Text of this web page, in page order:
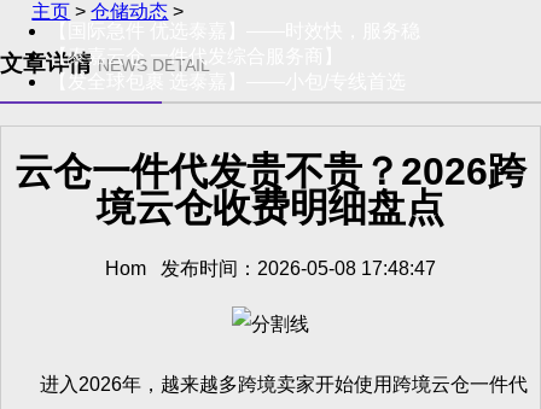
【泰嘉云仓 一件代发综合服务商】
【发全球包裹 选泰嘉】——小包/专线首选
主页 >仓储动态 >
文章详情 NEWS DETAIL
云仓一件代发贵不贵？2026跨
境云仓收费明细盘点
Hom 发布时间：2026-05-08 17:48:47
进入2026年，越来越多跨境卖家开始使用跨境云仓一件代